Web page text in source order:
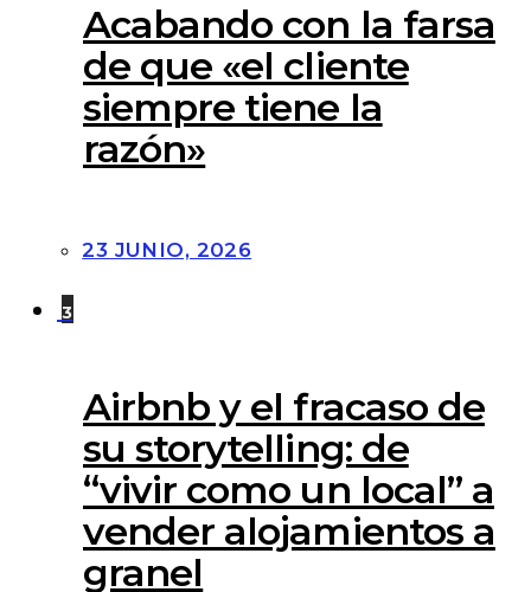
Acabando con la farsa
de que «el cliente
siempre tiene la
razón»
23 JUNIO, 2026
3
Airbnb y el fracaso de
su storytelling: de
“vivir como un local” a
vender alojamientos a
granel